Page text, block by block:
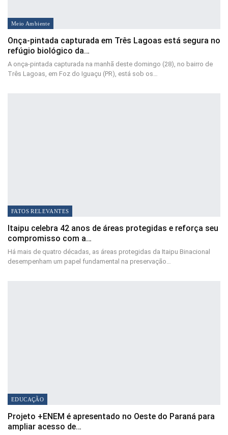
Meio Ambiente
Onça-pintada capturada em Três Lagoas está segura no
refúgio biológico da…
A onça-pintada capturada na manhã deste domingo (28), no bairro de
Três Lagoas, em Foz do Iguaçu (PR), está sob os…
FATOS RELEVANTES
Itaipu celebra 42 anos de áreas protegidas e reforça seu
compromisso com a…
Há mais de quatro décadas, as áreas protegidas da Itaipu Binacional
desempenham um papel fundamental na preservação…
EDUCAÇÃO
Projeto +ENEM é apresentado no Oeste do Paraná para
ampliar acesso de…